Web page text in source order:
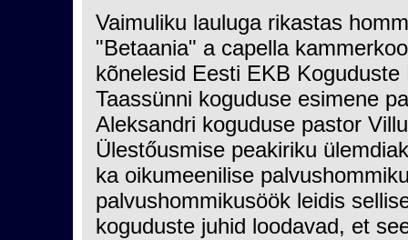
Vaimuliku lauluga rikastas
"Betaania" a capella
kõnelesid Eesti EKB
Taassünni koguduse esimene
Aleksandri koguduse pastor
Ülestőusmise peakiriku
ka oikumeenilise
palvushommikusöök leidis
koguduste juhid loodavad, et